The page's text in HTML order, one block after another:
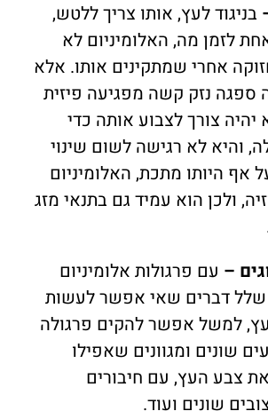
בניגוד לעץ, אותו צריך ללטש,
לזמן מה, האלומיניום לא
אחרי שמתקינים אותו. אלא
ספגה נזק קשה מפגיעה פיזית
צורך לצבוע אותה כדי
והיא לא רגישה לשום שינוי
אף היותו מתכת, האלומיניום
ולכן הוא עמיד גם בתנאי מזג
– עם פרגולות אלומיניום
דברים שאי אפשר לעשות
למשל אפשר להקים פרגולה
שונים ומגוונים שאפילו
צבע העץ, עם חיבורים
שונים ועוד.